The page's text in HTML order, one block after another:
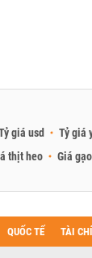
giá usd Tỷ giá
thịt heo Giá gạo
QUỐC TẾ TÀI